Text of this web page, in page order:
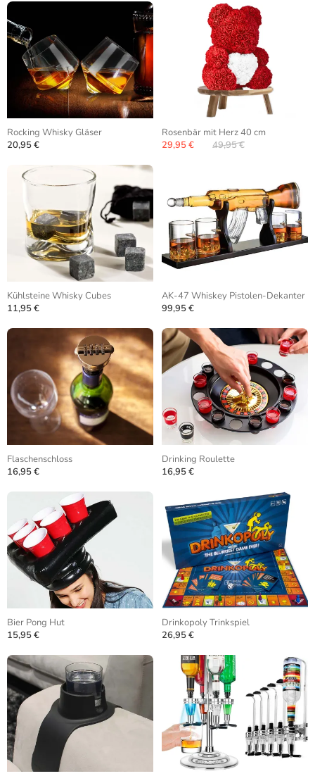
Rocking Whisky Gläser
20,95 €
Rosenbär mit Herz 40 cm
29,95 €
49,95 €
Kühlsteine Whisky Cubes
11,95 €
AK-47 Whiskey Pistolen-Dekanter
99,95 €
Flaschenschloss
16,95 €
Drinking Roulette
16,95 €
Bier Pong Hut
15,95 €
Drinkopoly Trinkspiel
26,95 €